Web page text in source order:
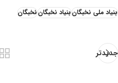
بنیاد ملی نخبگانبنیاد نخبگاننخبگان
جدیدتر